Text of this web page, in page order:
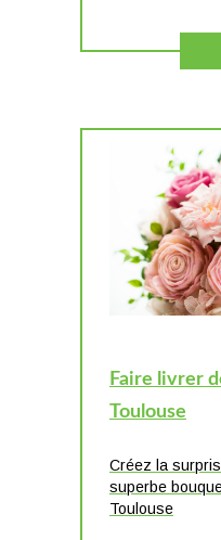
Faire livrer
Toulouse
Créez la
superbe
Toulouse